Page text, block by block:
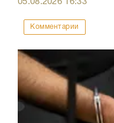
Комментарии